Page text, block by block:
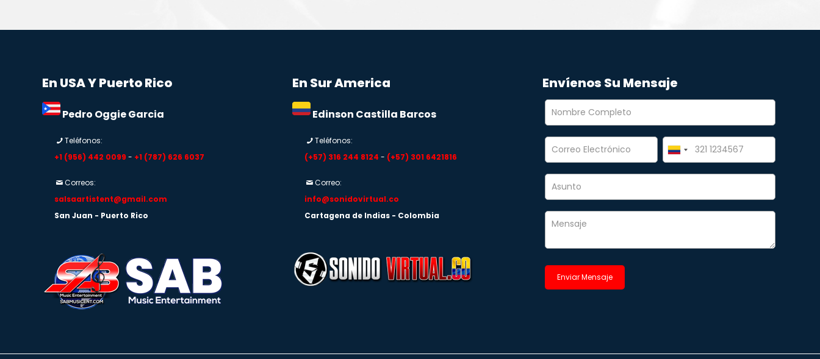
En USA Y Puerto Rico
Pedro Oggie Garcia
Teléfonos:
+1 (956) 442 0099 - +1 (787) 626 6037
Correos:
salsaartistent@gmail.com
San Juan - Puerto Rico
En Sur America
Edinson Castilla Barcos
Teléfonos:
(+57) 316 244 8124 - (+57) 301 6421816
Correo:
info@sonidovirtual.co
Cartagena de Indias - Colombia
Envíenos Su Mensaje